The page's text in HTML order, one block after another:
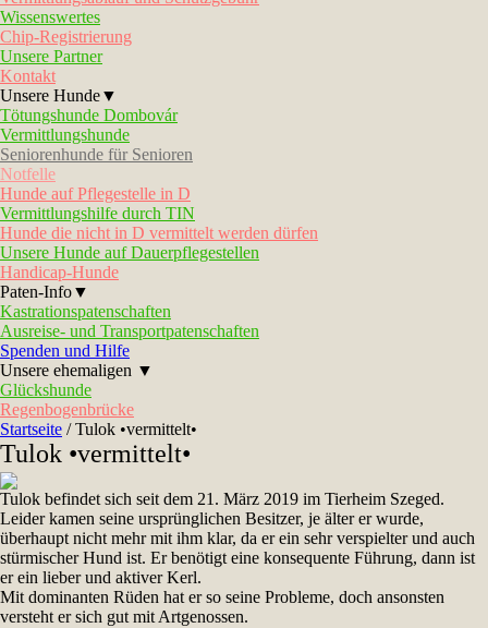
Wissenswertes
Chip-Registrierung
Unsere Partner
Kontakt
Unsere Hunde▼
Tötungshunde Dombovár
Vermittlungshunde
Seniorenhunde für Senioren
Notfelle
Hunde auf Pflegestelle in D
Vermittlungshilfe durch TIN
Hunde die nicht in D vermittelt werden dürfen
Unsere Hunde auf Dauerpflegestellen
Handicap-Hunde
Paten-Info▼
Kastrationspatenschaften
Ausreise- und Transportpatenschaften
Spenden und Hilfe
Unsere ehemaligen ▼
Glückshunde
Regenbogenbrücke
Startseite /Tulok •vermittelt•
Tulok •vermittelt•
Tulok befindet sich seit dem 21. März 2019 im Tierheim Szeged.
Leider kamen seine ursprünglichen Besitzer, je älter er wurde,
überhaupt nicht mehr mit ihm klar, da er ein sehr verspielter und auch
stürmischer Hund ist. Er benötigt eine konsequente Führung, dann ist
er ein lieber und aktiver Kerl.
Mit dominanten Rüden hat er so seine Probleme, doch ansonsten
versteht er sich gut mit Artgenossen.